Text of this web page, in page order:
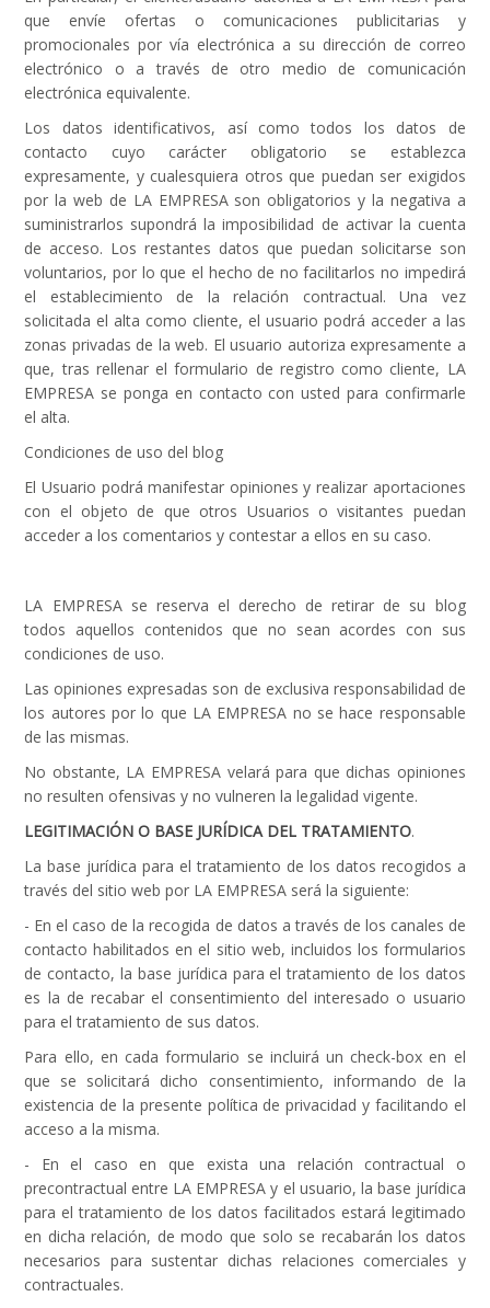
que envíe ofertas o comunicaciones publicitarias y
promocionales por vía electrónica a su dirección de correo
electrónico o a través de otro medio de comunicación
electrónica equivalente.
Los datos identificativos, así como todos los datos de
contacto cuyo carácter obligatorio se establezca
expresamente, y cualesquiera otros que puedan ser exigidos
por la web de LA EMPRESA son obligatorios y la negativa a
suministrarlos supondrá la imposibilidad de activar la cuenta
de acceso. Los restantes datos que puedan solicitarse son
voluntarios, por lo que el hecho de no facilitarlos no impedirá
el establecimiento de la relación contractual. Una vez
solicitada el alta como cliente, el usuario podrá acceder a las
zonas privadas de la web. El usuario autoriza expresamente a
que, tras rellenar el formulario de registro como cliente, LA
EMPRESA se ponga en contacto con usted para confirmarle
el alta.
Condiciones de uso del blog
El Usuario podrá manifestar opiniones y realizar aportaciones
con el objeto de que otros Usuarios o visitantes puedan
acceder a los comentarios y contestar a ellos en su caso.
LA EMPRESA se reserva el derecho de retirar de su blog
todos aquellos contenidos que no sean acordes con sus
condiciones de uso.
Las opiniones expresadas son de exclusiva responsabilidad de
los autores por lo que LA EMPRESA no se hace responsable
de las mismas.
No obstante, LA EMPRESA velará para que dichas opiniones
no resulten ofensivas y no vulneren la legalidad vigente.
LEGITIMACIÓN O BASE JURÍDICA DEL TRATAMIENTO.
La base jurídica para el tratamiento de los datos recogidos a
través del sitio web por LA EMPRESA será la siguiente:
- En el caso de la recogida de datos a través de los canales de
contacto habilitados en el sitio web, incluidos los formularios
de contacto, la base jurídica para el tratamiento de los datos
es la de recabar el consentimiento del interesado o usuario
para el tratamiento de sus datos.
Para ello, en cada formulario se incluirá un check-box en el
que se solicitará dicho consentimiento, informando de la
existencia de la presente política de privacidad y facilitando el
acceso a la misma.
- En el caso en que exista una relación contractual o
precontractual entre LA EMPRESA y el usuario, la base jurídica
para el tratamiento de los datos facilitados estará legitimado
en dicha relación, de modo que solo se recabarán los datos
necesarios para sustentar dichas relaciones comerciales y
contractuales.